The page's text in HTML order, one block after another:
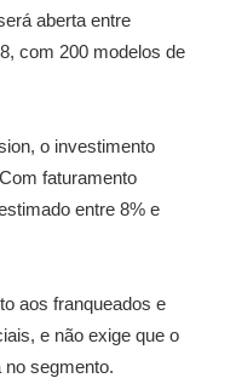
aberta entre
com 200 modelos de
o investimento
faturamento
entre 8% e
aos franqueados e
e não exige que o
no segmento.